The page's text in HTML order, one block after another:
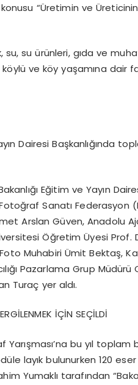
konusu “Üretimin ve
su, su ürünleri, gıda ve
ve köy yaşamına dair
Dairesi Başkanlığında
Eğitim ve Yayın
Sanatı Federasyon
Arslan Güven, Anadolu
Öğretim Üyesi Prof.
Muhabiri Ümit Bektaş,
Pazarlama Grup
Turaç yer aldı.
İÇİN SEÇİLDİ
bu yıl toplam
layık bulunurken 120
Yumaklı tarafından